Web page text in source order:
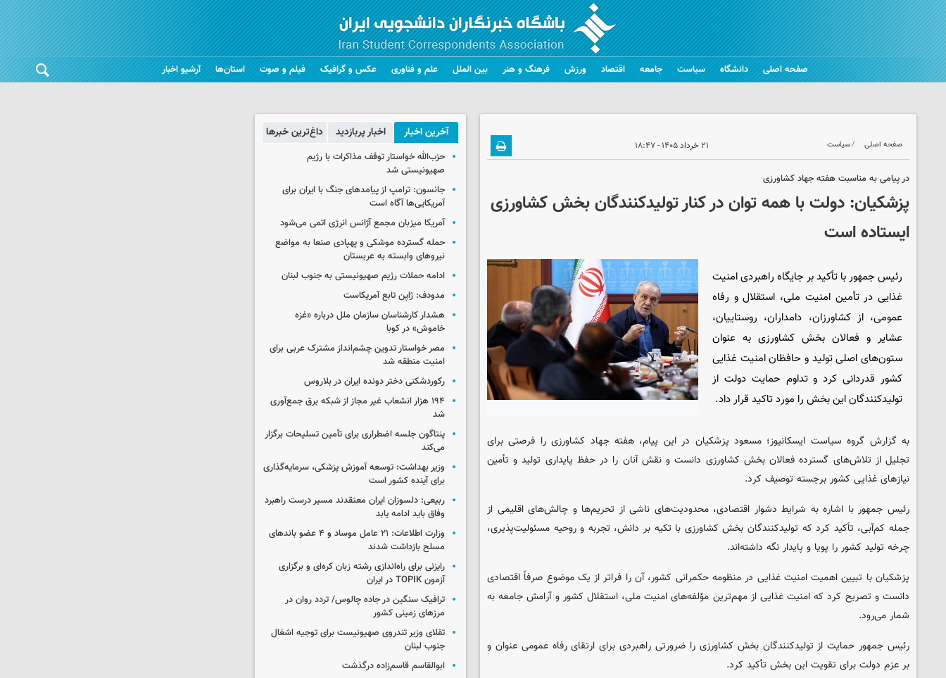
صفحه اصلی دانشگاه سیاست جامعه اقتصاد ورزش فرهنگ و هنر بین الملل علم و فناوری عکس و گرافیک فیلم و صوت استان‌ها آرشیو اخبار
صفحه اصلی سیاست ۲۱ خرداد ۱۴۰۵ - ۱۸:۴۷
در پیامی به مناسبت هفته جهاد کشاورزی
پزشکیان: دولت با همه توان در کنار تولیدکنندگان بخش کشاورزی
ایستاده است
رئیس جمهور با تأکید بر جایگاه راهبردی امنیت
غذایی در تأمین امنیت ملی، استقلال و رفاه
عمومی، از کشاورزان، دامداران، روستاییان،
عشایر و فعالان بخش کشاورزی به عنوان
ستون‌های اصلی تولید و حافظان امنیت غذایی
کشور قدردانی کرد و تداوم حمایت دولت از
تولیدکنندگان این بخش را مورد تاکید قرار داد.
به گزارش گروه سیاست ایسکانیوز؛ مسعود پزشکیان در این پیام، هفته جهاد کشاورزی را فرصتی برای
تجلیل از تلاش‌های گسترده فعالان بخش کشاورزی دانست و نقش آنان را در حفظ پایداری تولید و تأمین
نیازهای غذایی کشور برجسته توصیف کرد.
رئیس جمهور با اشاره به شرایط دشوار اقتصادی، محدودیت‌های ناشی از تحریم‌ها و چالش‌های اقلیمی از
جمله کم‌آبی، تأکید کرد که تولیدکنندگان بخش کشاورزی با تکیه بر دانش، تجربه و روحیه مسئولیت‌پذیری،
چرخه تولید کشور را پویا و پایدار نگه داشته‌اند.
پزشکیان با تبیین اهمیت امنیت غذایی در منظومه حکمرانی کشور، آن را فراتر از یک موضوع صرفاً اقتصادی
دانست و تصریح کرد که امنیت غذایی از مهم‌ترین مؤلفه‌های امنیت ملی، استقلال کشور و آرامش جامعه به
شمار می‌رود.
رئیس جمهور حمایت از تولیدکنندگان بخش کشاورزی را ضرورتی راهبردی برای ارتقای رفاه عمومی عنوان و
بر عزم دولت برای تقویت این بخش تأکید کرد.
آخرین اخبار اخبار پربازدید داغ‌ترین خبرها
حزب‌الله خواستار توقف مذاکرات با رژیم
صهیونیستی شد
جانسون: ترامپ از پیامدهای جنگ با ایران برای
آمریکایی‌ها آگاه است
آمریکا میزبان مجمع آژانس انرژی اتمی می‌شود
حمله گسترده موشکی و پهپادی صنعا به مواضع
نیروهای وابسته به عربستان
ادامه حملات رژیم صهیونیستی به جنوب لبنان
مدودف: ژاپن تابع آمریکاست
هشدار کارشناسان سازمان ملل درباره «غزه‌
خاموش» در کوبا
مصر خواستار تدوین چشم‌انداز مشترک عربی برای
امنیت منطقه شد
رکوردشکنی دختر دونده ایران در بلاروس
۱۹۴ هزار انشعاب غیر مجاز از شبکه برق جمع‌آوری
شد
پنتاگون جلسه اضطراری برای تأمین تسلیحات برگزار
می‌کند
وزیر بهداشت: توسعه آموزش پزشکی، سرمایه‌گذاری
برای آینده کشور است
ربیعی: دلسوزان ایران معتقدند مسیر درست راهبرد
وفاق باید ادامه یابد
وزارت اطلاعات: ۲۱ عامل موساد و ۴ عضو باندهای
مسلح بازداشت شدند
رایزنی برای راه‌اندازی رشته زبان کره‌ای و برگزاری
آزمون TOPIK در ایران
ترافیک سنگین در جاده چالوس/ تردد روان در
مرزهای زمینی کشور
تقلای وزیر تندروی صهیونیست برای توجیه اشغال
جنوب لبنان
ابوالقاسم قاسم‌زاده درگذشت